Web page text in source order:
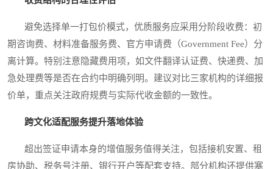
避免选择单一打包价模式，优质服务应采用分阶段收费：初
期咨询费、材料准备服务费、官方申请费（Government Fee）分
离计算。特别注意隐藏费用项，如文件翻译认证费、快递费、加
急处理费等是否在合约中明确列明。建议对比三家机构的详细报
价单，重点关注政府规费与实际代收金额的一致性。
跨文化适配服务提升落地体验
超出签证申请本身的增值服务值得关注，包括接机安置、租
房协助、税务号注册、银行开户等配套支持。部分机构还提供塞